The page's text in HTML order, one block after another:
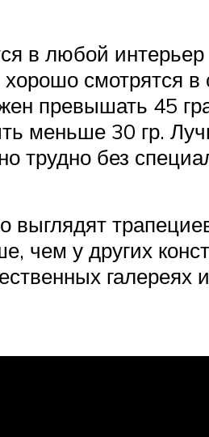
в любой
смотрятся
превышать 45
меньше 30 гр.
трудно без
чем у других